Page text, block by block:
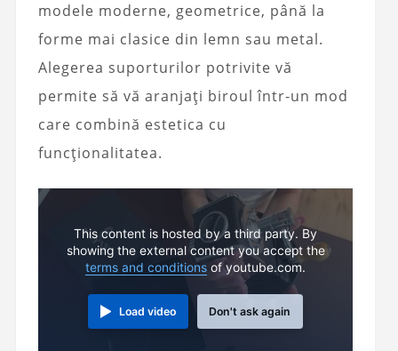
modele moderne, geometrice, până la
forme mai clasice din lemn sau metal.
Alegerea suporturilor potrivite vă
permite să vă aranjați biroul într-un mod
care combină estetica cu
funcționalitatea.
This content is hosted by a third party. By
showing the external content you accept the
terms and conditions of youtube.com.
Load video Don't ask again